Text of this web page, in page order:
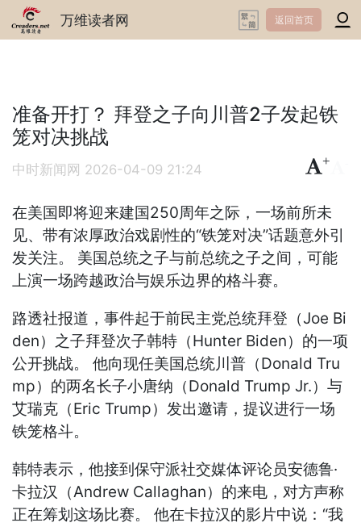
万维读者网 返回首页
准备开打？ 拜登之子向川普2子发起铁
笼对决挑战
中时新闻网 2026-04-09 21:24
+
在美国即将迎来建国250周年之际，一场前所未
见、带有浓厚政治戏剧性的“铁笼对决”话题意外引
发关注。 美国总统之子与前总统之子之间，可能
上演一场跨越政治与娱乐边界的格斗赛。
路透社报道，事件起于前民主党总统拜登（Joe Bi
den）之子拜登次子韩特（Hunter Biden）的一项
公开挑战。 他向现任美国总统川普（Donald Tru
mp）的两名长子小唐纳（Donald Trump Jr.）与
艾瑞克（Eric Trump）发出邀请，提议进行一场
铁笼格斗。
韩特表示，他接到保守派社交媒体评论员安德鲁·
卡拉汉（Andrew Callaghan）的来电，对方声称
正在筹划这场比赛。 他在卡拉汉的影片中说：“我